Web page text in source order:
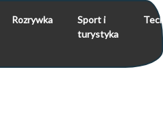
Rozrywka
Sport i
turystyka